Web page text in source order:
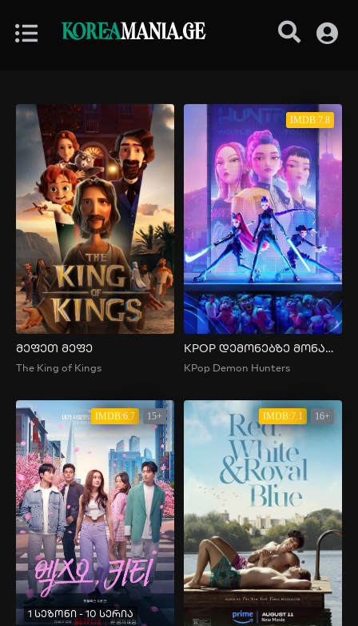
KOREAMANIA.GE
მეფეთ მეფე
The King of Kings
IMDB:7.8
KPOP დემონებზე მონადირეები
KPop Demon Hunters
IMDB:6.7 15+
1 სეზონი - 10 სერია
IMDB:7.1 16+